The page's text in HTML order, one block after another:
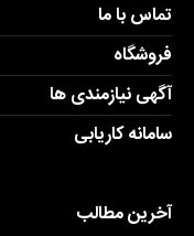
تماس با ما
فروشگاه
آگهی نیازمندی ها
سامانه کاریابی
آخرین مطالب